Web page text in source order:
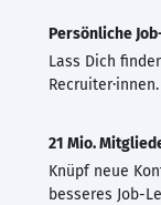
Persönliche
Lass Dich
Recruiter·innen.
21 Mio.
Knüpf neue
besseres Job-